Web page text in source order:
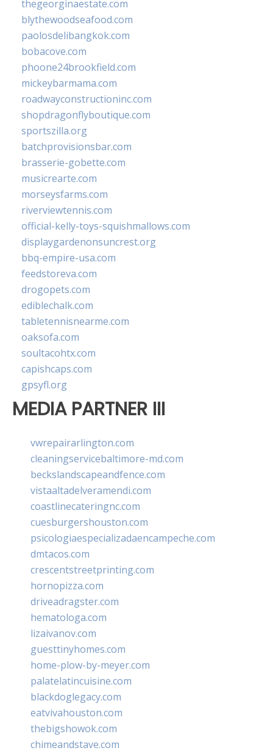
thegeorginaestate.com
blythewoodseafood.com
paolosdelibangkok.com
bobacove.com
phoone24brookfield.com
mickeybarmama.com
roadwayconstructioninc.com
shopdragonflyboutique.com
sportszilla.org
batchprovisionsbar.com
brasserie-gobette.com
musicrearte.com
morseysfarms.com
riverviewtennis.com
official-kelly-toys-squishmallows.com
displaygardenonsuncrest.org
bbq-empire-usa.com
feedstoreva.com
drogopets.com
ediblechalk.com
tabletennisnearme.com
oaksofa.com
soultacohtx.com
capishcaps.com
gpsyfl.org
MEDIA PARTNER III
vwrepairarlington.com
cleaningservicebaltimore-md.com
beckslandscapeandfence.com
vistaaltadelveramendi.com
coastlinecateringnc.com
cuesburgershouston.com
psicologiaespecializadaencampeche.com
dmtacos.com
crescentstreetprinting.com
hornopizza.com
driveadragster.com
hematologa.com
lizaivanov.com
guesttinyhomes.com
home-plow-by-meyer.com
palatelatincuisine.com
blackdoglegacy.com
eatvivahouston.com
thebigshowok.com
chimeandstave.com